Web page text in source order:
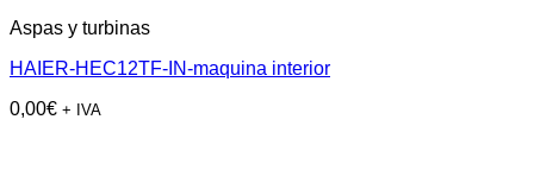
Aspas y turbinas
HAIER-HEC12TF-IN-maquina interior
0,00€ + IVA